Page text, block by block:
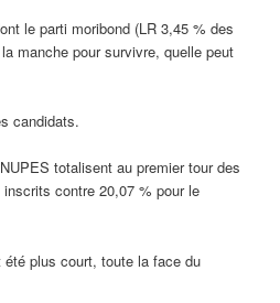
le parti moribond (LR 3,45 % des
manche pour survivre, quelle peut
candidats.
totalisent au premier tour des
contre 20,07 % pour le
plus court, toute la face du